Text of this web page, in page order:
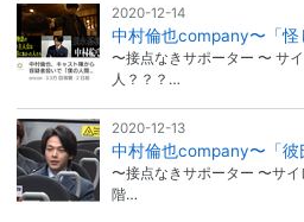
2020-12-14
中村倫也company〜「怪
〜接点なきサポーター 〜 サ
人？？？…
2020-12-13
中村倫也company〜「彼
〜接点なきサポーター 〜サ
階…